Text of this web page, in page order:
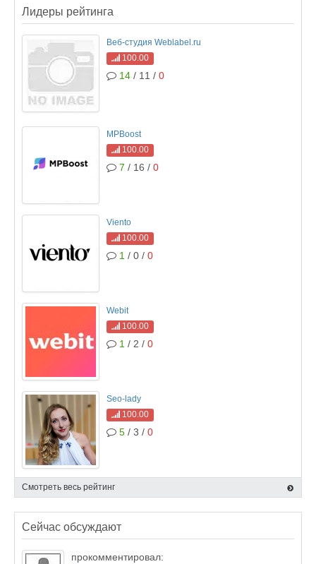
Лидеры рейтинга
Веб-студия Weblabel.ru
100.00
14 / 11 / 0
MPBoost
100.00
7 / 16 / 0
Viento
100.00
1 / 0 / 0
Webit
100.00
1 / 2 / 0
Seo-lady
100.00
5 / 3 / 0
Смотреть весь рейтинг
Сейчас обсуждают
прокомментировал: